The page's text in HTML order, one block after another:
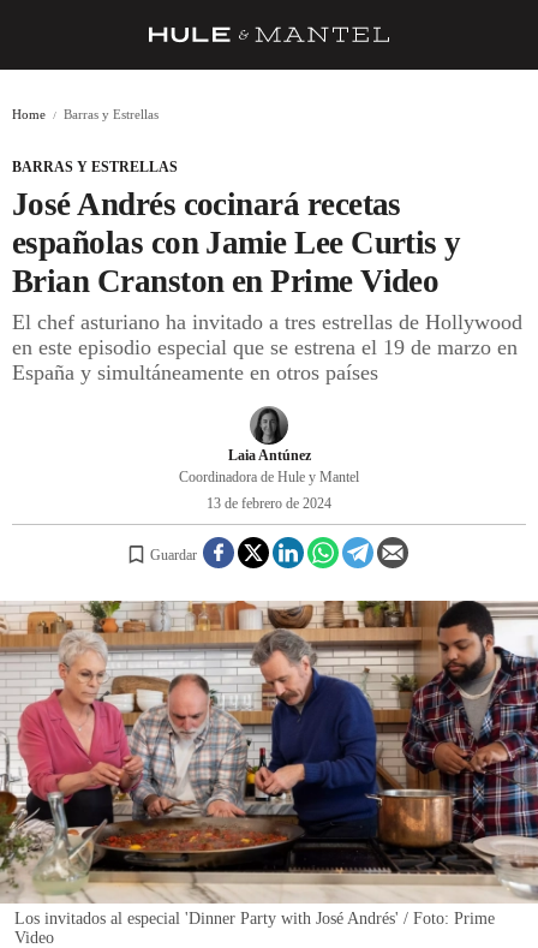
BARRAS Y ESTRELLAS
DÓNDE COMER
ÍDOLOS DE MESAS
CUADERNO DE VIAJE
REGISTRO
INICIAR SESIÓN
Home Barras y Estrellas
BARRAS Y ESTRELLAS
José Andrés cocinará recetas
españolas con Jamie Lee Curtis y
Brian Cranston en Prime Video
El chef asturiano ha invitado a tres estrellas de Hollywood
en este episodio especial que se estrena el 19 de marzo en
España y simultáneamente en otros países
Laia Antúnez
Coordinadora de Hule y Mantel
13 de febrero de 2024
Guardar
Los invitados al especial 'Dinner Party with José Andrés' / Foto: Prime
Video